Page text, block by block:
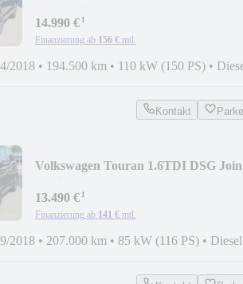
14.990 €¹
Finanzierung ab 156 € mtl.
2018 • 194.500 km • 110 kW (150 PS) •
Kontakt
Volkswagen Touran 1.6TDI DSG Join
13.490 €¹
Finanzierung ab 141 € mtl.
2018 • 207.000 km • 85 kW (116 PS) • Diesel